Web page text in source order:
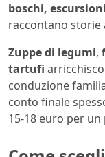
boschi,
raccontano storie
Zuppe di legumi,
tartufi
conduzione
conto finale
15-18 euro per